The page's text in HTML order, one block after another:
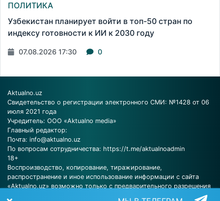
ПОЛИТИКА
Узбекистан планирует войти в топ-50 стран по
индексу готовности к ИИ к 2030 году
07.08.2026 17:30 0
Aktualno.uz
Свидетельство о регистрации электронного СМИ: №1428 от 06
июля 2021 года
Учредитель: ООО «Aktualno media»
Главный редактор:
Почта: info@aktualno.uz
По вопросам сотрудничества: https://t.me/aktualnoadmin
18+
Воспроизводство, копирование, тиражирование,
распространение и иное использование информации с сайта
«Aktualno.uz» возможно только с предварительного разрешения